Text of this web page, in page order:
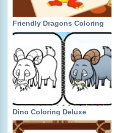
Friendly Dragons Coloring
Dino Coloring Deluxe